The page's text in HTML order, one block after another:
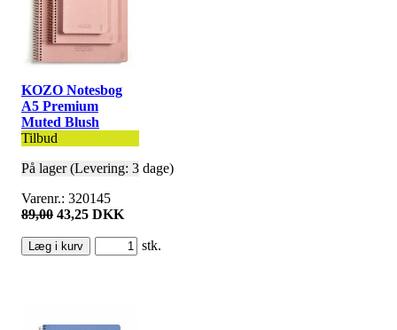
KOZO Notesbog
A5 Premium
Muted Blush
Tilbud
På lager (Levering: 3 dage)
Varenr.: 320145
89,00 43,25 DKK
stk.